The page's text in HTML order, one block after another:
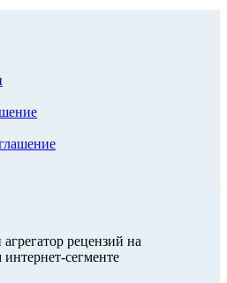
рецензий на
сегменте